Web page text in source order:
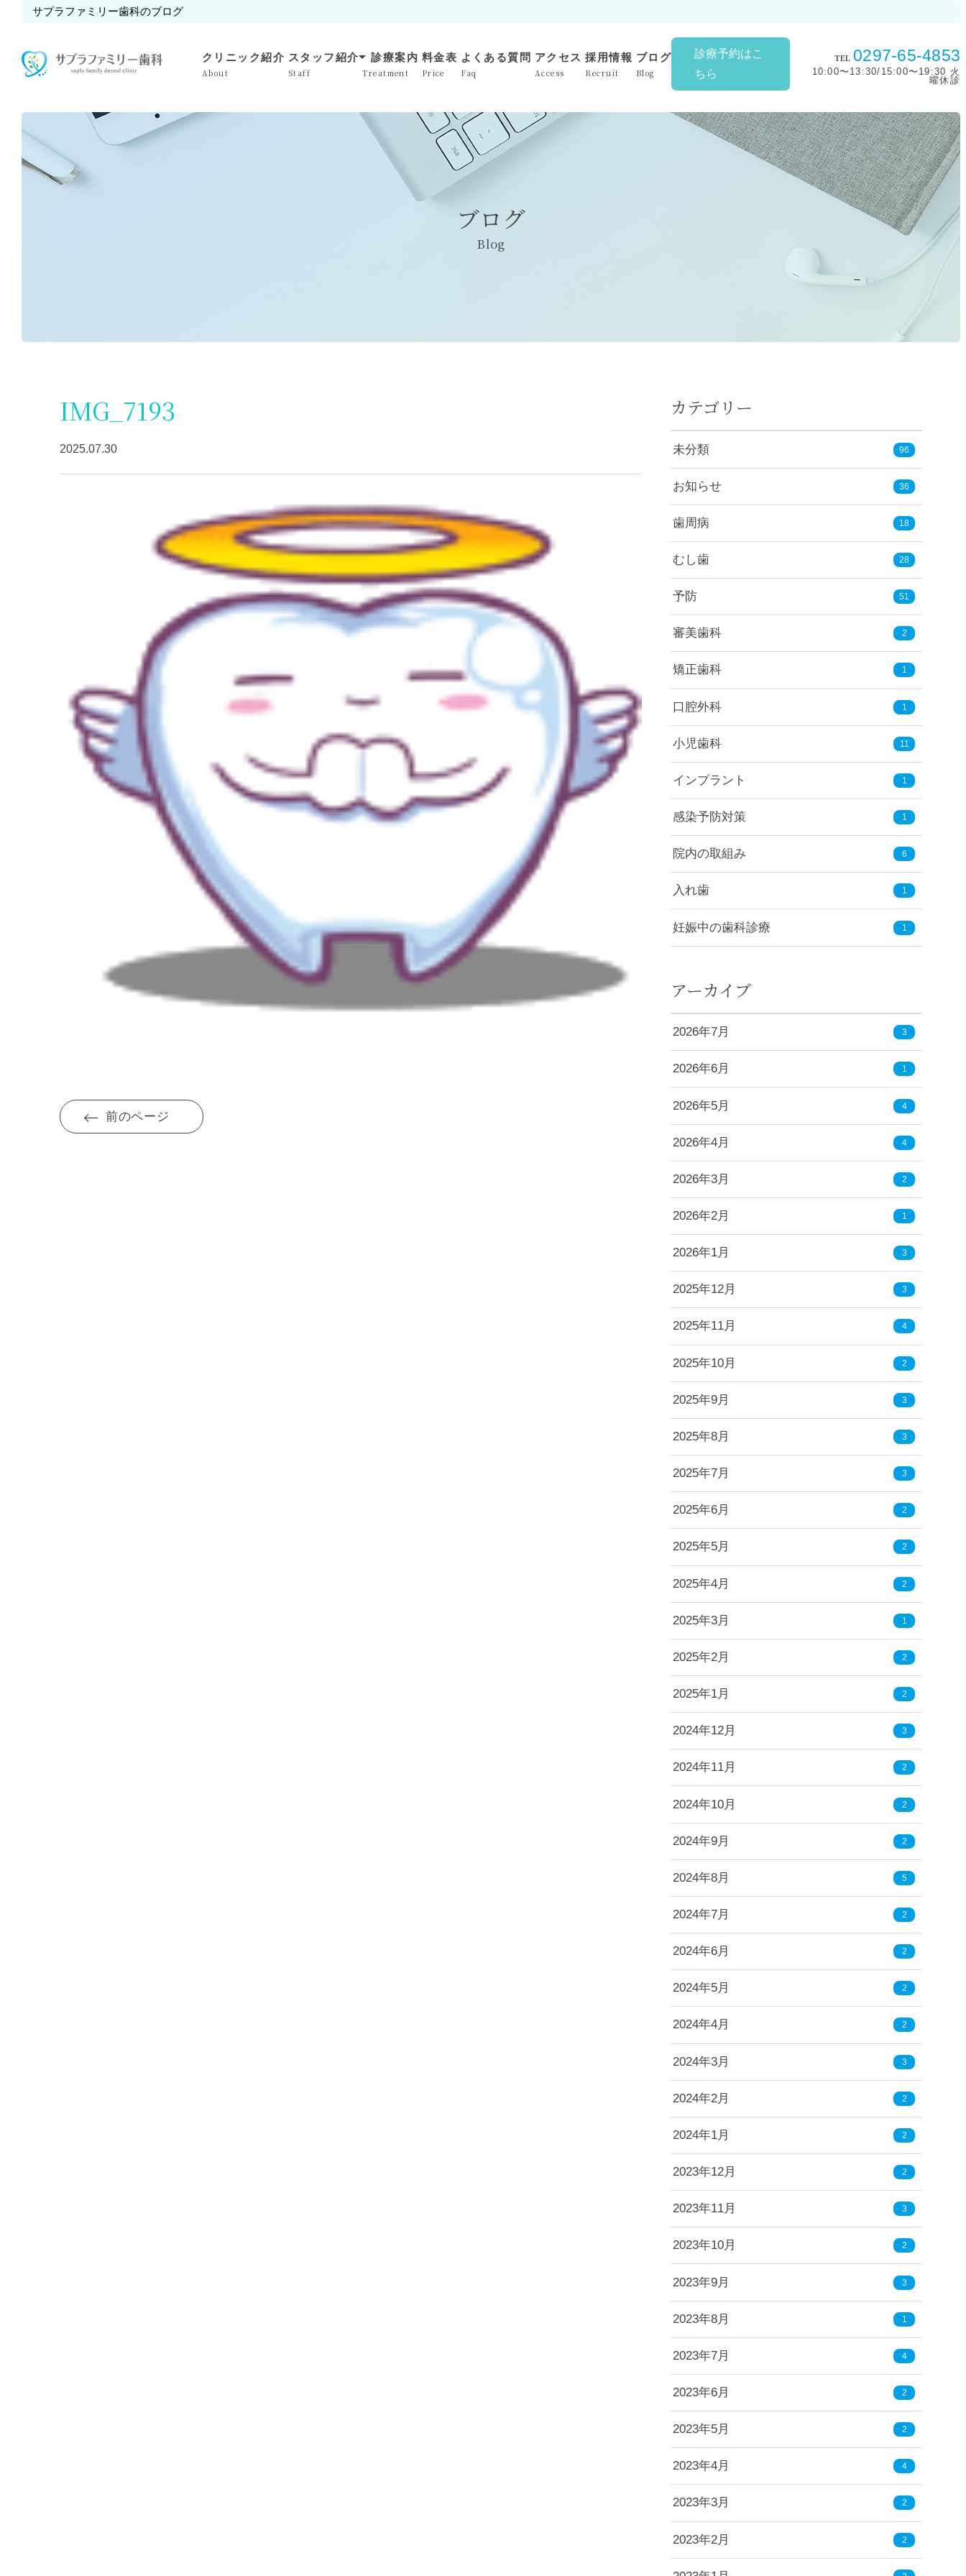
サプラファミリー歯科のブログ
クリニック紹介
About
スタッフ紹介
Staff
arrow_drop_down診療案内
Treatment
料金表
Price
よくある質問
Faq
アクセス
Access
採用情報
Recruit
ブログ
Blog
診療予約はこ
ちら
TEL 0297-65-4853
10:00〜13:30/15:00〜19:30 火
曜休診
ブログ
Blog
IMG_7193
2025.07.30
前のページ
カテゴリー
未分類 96
お知らせ 36
歯周病 18
むし歯 28
予防 51
審美歯科 2
矯正歯科 1
口腔外科 1
小児歯科 11
インプラント 1
感染予防対策 1
院内の取組み 6
入れ歯 1
妊娠中の歯科診療 1
アーカイブ
2026年7月 3
2026年6月 1
2026年5月 4
2026年4月 4
2026年3月 2
2026年2月 1
2026年1月 3
2025年12月 3
2025年11月 4
2025年10月 2
2025年9月 3
2025年8月 3
2025年7月 3
2025年6月 2
2025年5月 2
2025年4月 2
2025年3月 1
2025年2月 2
2025年1月 2
2024年12月 3
2024年11月 2
2024年10月 2
2024年9月 2
2024年8月 5
2024年7月 2
2024年6月 2
2024年5月 2
2024年4月 2
2024年3月 3
2024年2月 2
2024年1月 2
2023年12月 2
2023年11月 3
2023年10月 2
2023年9月 3
2023年8月 1
2023年7月 4
2023年6月 2
2023年5月 2
2023年4月 4
2023年3月 2
2023年2月 2